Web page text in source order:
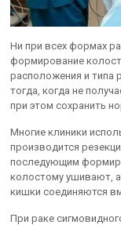
Ни при всех формах
формирование
расположения и типа
тогда, когда не
при этом сохранить
Многие клиники
производится
последующим
колостому ушивают,
кишки соединяются
При раке